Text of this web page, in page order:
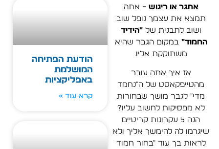
אתגר או ריגוש – אתה
תמצא את עצמך נופל שוב
ושוב לתבנית של"הידיד
החמוד" במקום הגבר שהיא
משתוקקת אליו.
אז איך אתה עובר
מהטייפקאסט של ה"נחמד
מדי" לגבר מושך שבחורות
לא מפסיקות לחשוב עליו?
הנה 5 עקרונות קריטיים
שיגרמו לה להימשך אליך ולא
לראות בך עוד "בחור חמוד
הודעת הפתיחה
המושלמת
באפליקציות
קרא עוד »